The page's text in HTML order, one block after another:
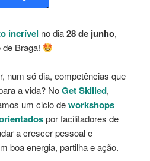
incrível no dia28 de junho,
Braga!
num só dia, competências que
a vida? NoGet Skilled,
um ciclo deworkshops
por facilitadores de
a crescer pessoal e
boa energia, partilha e ação.